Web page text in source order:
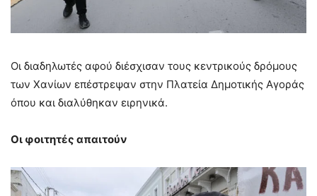
Οι διαδηλωτές αφού διέσχισαν τους κεντρικούς δρόμους
των Χανίων επέστρεψαν στην Πλατεία Δημοτικής Αγοράς
όπου και διαλύθηκαν ειρηνικά.
Οι φοιτητές απαιτούν